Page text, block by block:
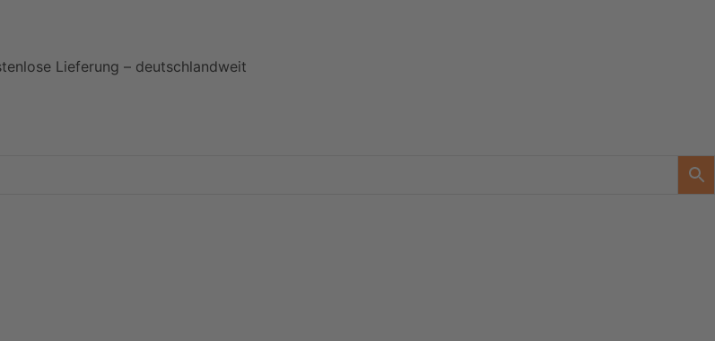
Lieferung – deutschlandweit